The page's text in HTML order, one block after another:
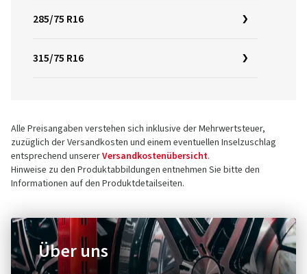
285/75 R16
315/75 R16
Alle Preisangaben verstehen sich inklusive der Mehrwertsteuer,
zuzüglich der Versandkosten und einem eventuellen Inselzuschlag
entsprechend unsererVersandkostenübersicht.
Hinweise zu den Produktabbildungen entnehmen Sie bitte den
Informationen auf den Produktdetailseiten.
Über uns